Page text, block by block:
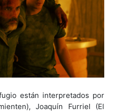
están interpretados por
Joaquín Furriel (El